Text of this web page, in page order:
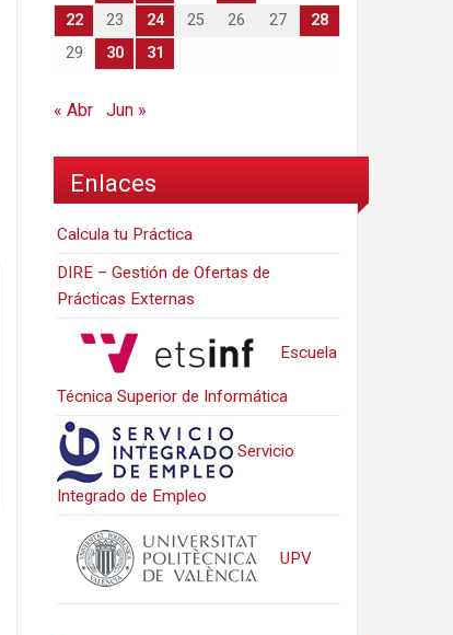
22
23 24 25 26 27
28
29
30 31
« Abr Jun »
Enlaces
Calcula tu Práctica
DIRE – Gestión de Ofertas de
Prácticas Externas
Escuela
Técnica Superior de Informática
Servicio
Integrado de Empleo
UPV